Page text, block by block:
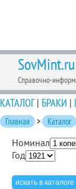
Справочно-
КАТАЛОГ| БРАКИ |
Главная > Каталог
Номинал
Год